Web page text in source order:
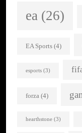
ea (26)
EA Sports(4)
esports(3)
forza(4)
hearthstone(3)